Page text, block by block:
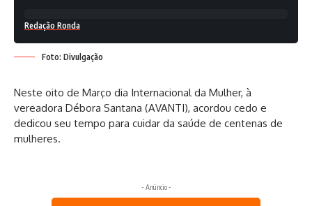
Redação Ronda
Foto: Divulgação
Neste oito de Março dia Internacional da Mulher, à
vereadora Débora Santana (AVANTI), acordou cedo e
dedicou seu tempo para cuidar da saúde de centenas de
mulheres.
- Anúncio -